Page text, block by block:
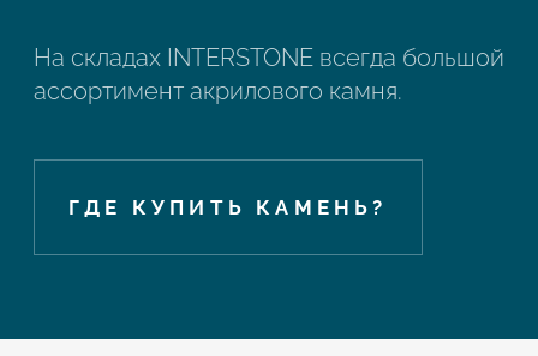
На складах INTERSTONE всегда большой
ассортимент акрилового камня.
ГДЕ КУПИТЬ КАМЕНЬ?